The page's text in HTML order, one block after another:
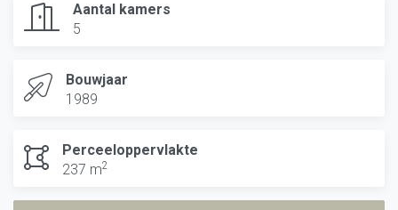
Aantal kamers
5
Bouwjaar
1989
Perceeloppervlakte
237 m2